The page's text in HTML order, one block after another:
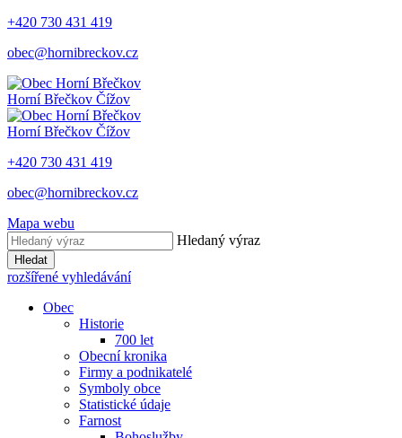
+420 730 431 419
obec@hornibreckov.cz
Horní Břečkov Čížov
Horní Břečkov Čížov
+420 730 431 419
obec@hornibreckov.cz
Mapa webu
Hledaný výraz
Hledat
rozšířené vyhledávání
Obec
Historie
700 let
Obecní kronika
Firmy a podnikatelé
Symboly obce
Statistické údaje
Farnost